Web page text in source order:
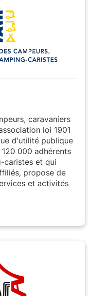
caravaniers
loi 1901
d'utilité publique
000 adhérents
caristes et qui
propose de
et activités